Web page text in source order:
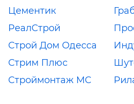
Цементик
РеалСтрой
Строй Дом Одесса
Стрим Плюс
Строймонтаж МС